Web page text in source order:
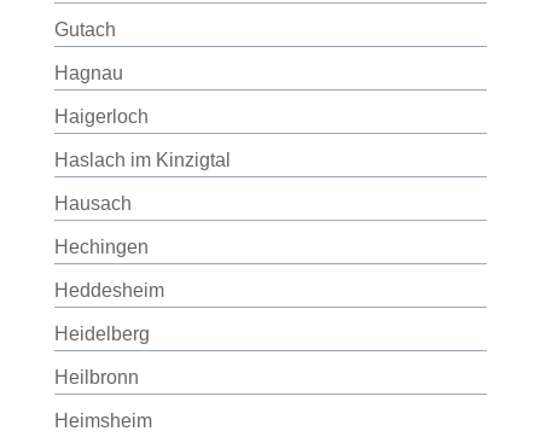
Gutach
Hagnau
Haigerloch
Haslach im Kinzigtal
Hausach
Hechingen
Heddesheim
Heidelberg
Heilbronn
Heimsheim